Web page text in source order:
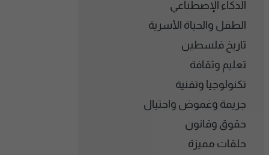
الذكاء الإصطناعي
الطفل والحياة الأسرية
تاريخ فلسطين
تعليم وثقافة
تكنولوجيا وتقنية
جريمة وغموض واحتيال
حقوق وقانون
حلقات مميزة